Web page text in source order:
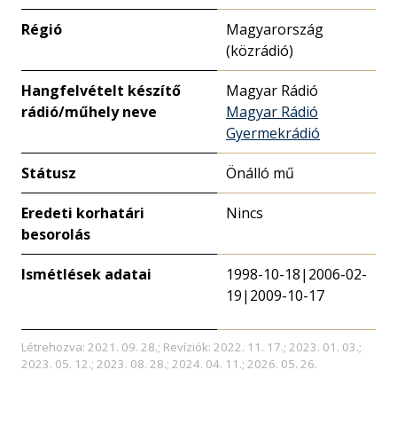
Régió
Magyarország
(közrádió)
Hangfelvételt készítő
rádió/műhely neve
Magyar Rádió
Magyar Rádió
Gyermekrádió
Státusz Önálló mű
Eredeti korhatári
besorolás
Nincs
Ismétlések adatai
1998-10-18|2006-02-
19|2009-10-17
Létrehozva: 2021. 09. 28.; Revíziók: 2022. 11. 17.; 2023. 01. 03.;
2023. 05. 12.; 2023. 08. 28.; 2024. 04. 11.; 2026. 05. 26.